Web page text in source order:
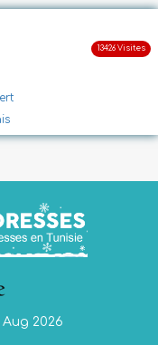
Aug 2026